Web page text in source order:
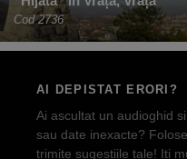
Cod 2736
AI DEPISTAT ERORI?
Ai ascultat un audioghid
sau date inexacte?
trimite sugestiile tale! Iti